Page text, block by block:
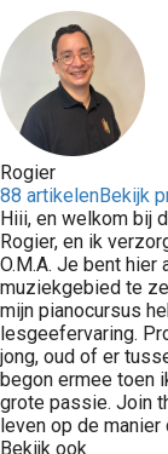
Rogier
88 artikelenBekijk
Hiii, en welkom bij
Rogier, en ik
O.M.A. Je bent
muziekgebied te
mijn pianocursus
lesgeefervaring.
jong, oud of er
begon ermee toen
grote passie. Join
leven op de
Bekijk ook